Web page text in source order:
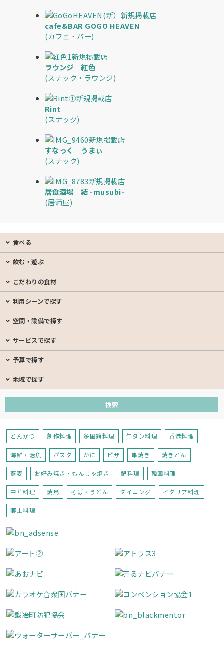
新規掲載店
cafe&BAR GOGO HEAVEN
(カフェ・バー)
新規掲載店
ラウンジ 紅色
(スナック・ラウンジ)
新規掲載店
Rint
(スナック)
新規掲載店
すなっく うまぃ
(スナック)
新規掲載店
居食酒場 結 -musubi-
(居酒屋)
食べる
飲む・遊ぶ
こだわりの食材
利用シーンで探す
空間・設備で探す
サービスで探す
予算で探す
地域で探す
とんかつ 創作料理 多国籍料理 牛タン料理 香港料理
海鮮・活魚 パスタ かに ピザ 串焼き 焼きとん
蕎麦 お好み焼き・もんじゃ焼き 鍋料理 韓国料理
中華料理 焼鳥 そば・うどん ダイニング イタリア料理
郷土料理